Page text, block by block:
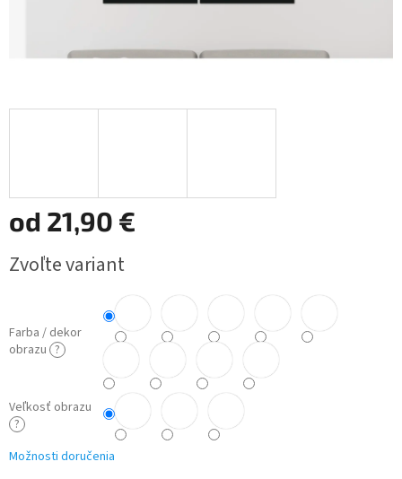
od 21,90 €
cena:
Zvoľte variant
Farba / dekor
obrazu ?
Veľkosť obrazu
?
Možnosti doručenia